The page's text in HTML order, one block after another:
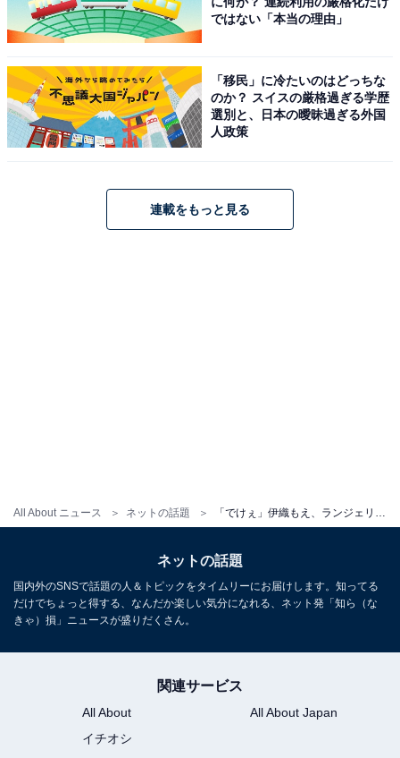
All About ニュース ネットの話題
ではない「本当の理由」
「移民」に冷たいのはどっちな
のか？ スイスの厳格過ぎる学歴
選別と、日本の曖昧過ぎる外国
人政策
連載をもっと見る
ネットの話題
国内外のSNSで話題の人＆トピックをタイムリーにお届けします。知ってる
だけでちょっと得する、なんだか楽しい気分になれる、ネット発「知ら（な
きゃ）損」ニュースが盛りだくさん。
関連サービス
All About
All About Japan
イチオシ